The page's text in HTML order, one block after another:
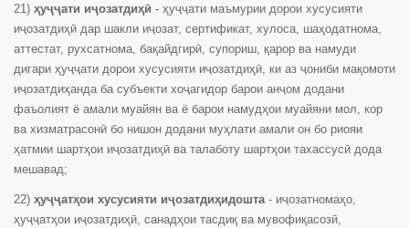
21) ҳуҷҷати иҷозатдиҳӣ - ҳуҷҷати маъмурии дорои хусусияти
иҷозатдиҳӣ дар шакли иҷозат, сертификат, хулоса, шаҳодатнома,
аттестат, рухсатнома, бақайдгирӣ, супориш, қарор ва намуди
дигари ҳуҷҷати дорои хусусияти иҷозатдиҳӣ, ки аз ҷониби мақомоти
иҷозатдиҳанда ба субъекти хоҷагидор барои анҷом додани
фаъолият ё амали муайян ва ё барои намудҳои муайяни мол, кор
ва хизматрасонӣ бо нишон додани муҳлати амали он бо риояи
ҳатмии шартҳои иҷозатдиҳӣ ва талаботу шартҳои тахассусӣ дода
мешавад;
22) ҳуҷҷатҳои хусусияти иҷозатдиҳидошта- иҷозатномаҳо,
ҳуҷҷатҳои иҷозатдиҳӣ, санадҳои тасдиқ ва мувофиқасозӣ,